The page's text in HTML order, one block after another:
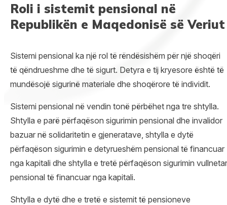
Roli i sistemit pensional në
Republikën e Maqedonisë së Veriut
Sistemi pensional ka një rol të rëndësishëm për një shoqëri
të qëndrueshme dhe të sigurt. Detyra e tij kryesore është të
mundësojë sigurinë materiale dhe shoqërore të individit.
Sistemi pensional në vendin tonë përbëhet nga tre shtylla.
Shtylla e parë përfaqëson sigurimin pensional dhe invalidor
bazuar në solidaritetin e gjeneratave, shtylla e dytë
përfaqëson sigurimin e detyrueshëm pensional të financuar
nga kapitali dhe shtylla e tretë përfaqëson sigurimin vullnetar
pensional të financuar nga kapitali.
Shtylla e dytë dhe e tretë e sistemit të pensioneve